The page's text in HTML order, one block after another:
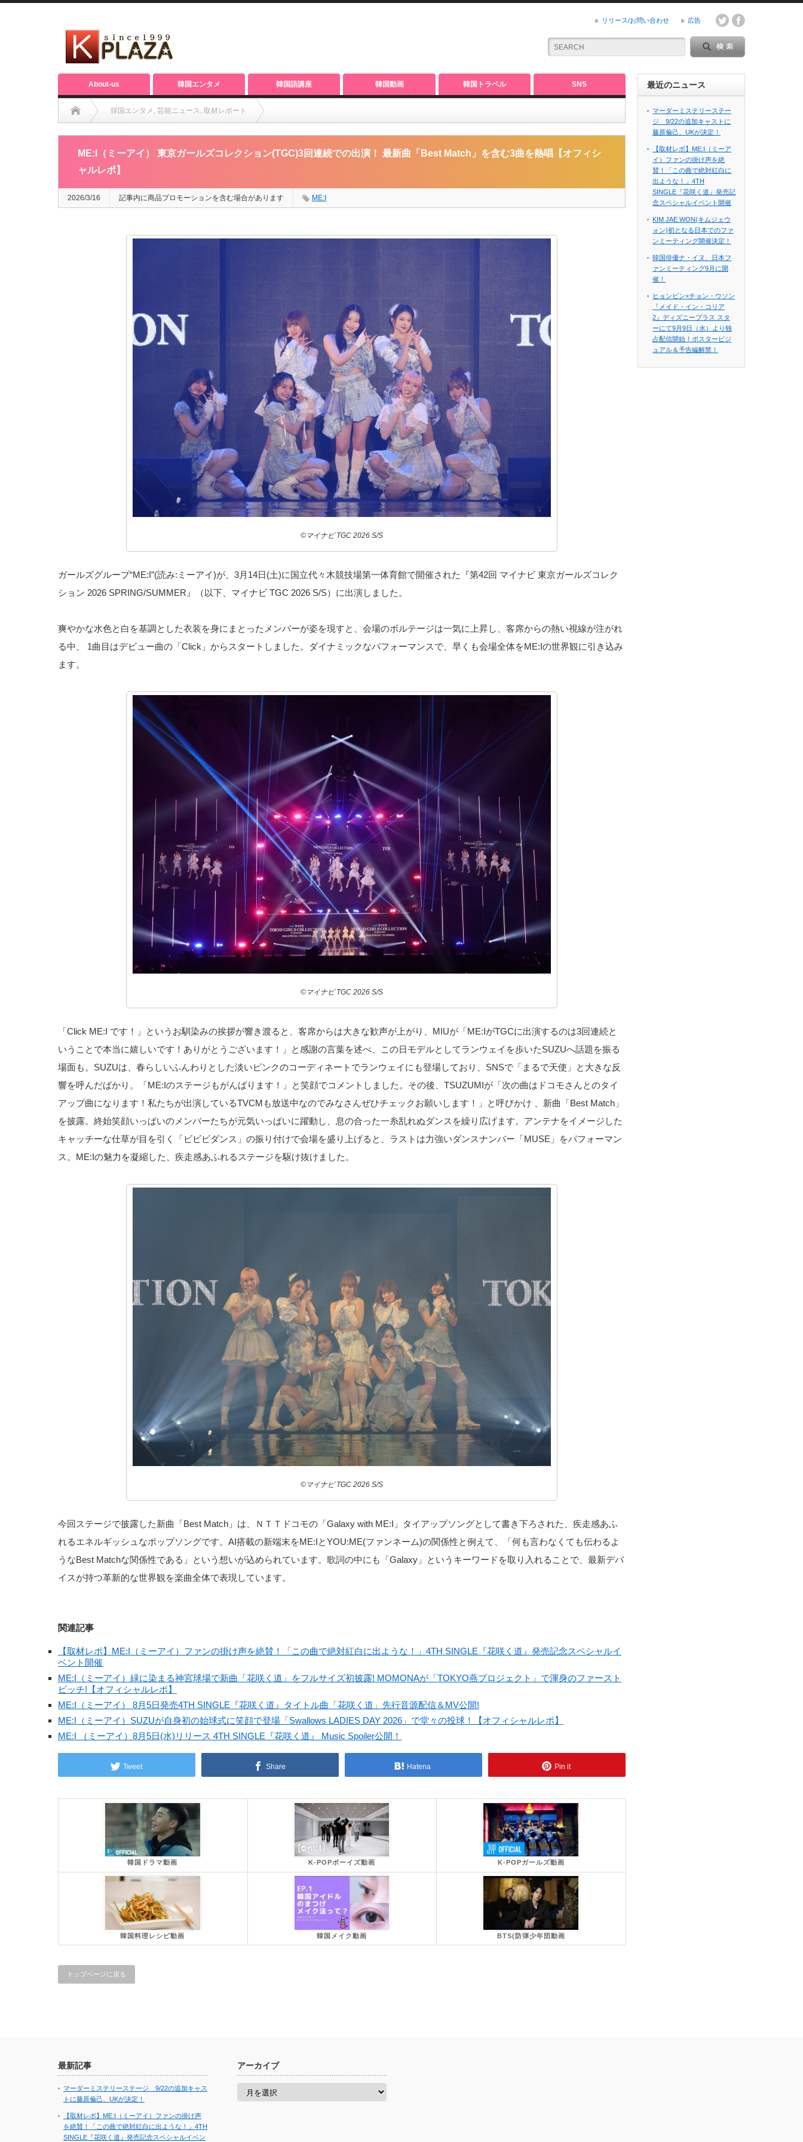
リリース/お問い合わせ 広告
About-us 韓国エンタメ 韓国語講座 韓国動画 韓国トラベル SNS
韓国エンタメ , 芸能ニュース, 取材レポート
ME:I（ミーアイ） 東京ガールズコレクション(TGC)3回連続での出演！ 最新曲「Best Match」を含む3曲を熱唱【オフィシャルレポ】
ME:I（ミーアイ） 東京ガールズコレクション(TGC)3回連続での出演！ 最新曲「Best Match」を含む3曲を熱唱【オフィシ
ャルレポ】
2026/3/16 記事内に商品プロモーションを含む場合があります ME:I
©マイナビ TGC 2026 S/S
ガールズグループ“ME:I”(読み:ミーアイ)が、3月14日(土)に国立代々木競技場第一体育館で開催された『第42回 マイナビ 東京ガールズコレク
ション 2026 SPRING/SUMMER』（以下、マイナビ TGC 2026 S/S）に出演しました。
爽やかな水色と白を基調とした衣装を身にまとったメンバーが姿を現すと、会場のボルテージは一気に上昇し、客席からの熱い視線が注がれ
る中、 1曲目はデビュー曲の「Click」からスタートしました。ダイナミックなパフォーマンスで、早くも会場全体をME:Iの世界観に引き込み
ます。
©マイナビ TGC 2026 S/S
「Click ME:I です！」というお馴染みの挨拶が響き渡ると、客席からは大きな歓声が上がり、MIUが「ME:IがTGCに出演するのは3回連続と
いうことで本当に嬉しいです！ありがとうございます！」と感謝の言葉を述べ、この日モデルとしてランウェイを歩いたSUZUへ話題を振る
場面も。SUZUは、春らしいふんわりとした淡いピンクのコーディネートでランウェイにも登場しており、SNSで「まるで天使」と大きな反
響を呼んだばかり。「ME:Iのステージもがんばります！」と笑顔でコメントしました。その後、TSUZUMIが「次の曲はドコモさんとのタイ
アップ曲になります！私たちが出演しているTVCMも放送中なのでみなさんぜひチェックお願いします！」と呼びかけ 、新曲「Best Match」
を披露。終始笑顔いっぱいのメンバーたちが元気いっぱいに躍動し、息の合った一糸乱れぬダンスを繰り広げます。アンテナをイメージした
キャッチーな仕草が目を引く「ビビビダンス」の振り付けで会場を盛り上げると、ラストは力強いダンスナンバー「MUSE」をパフォーマン
ス。ME:Iの魅力を凝縮した、疾走感あふれるステージを駆け抜けました。
©マイナビ TGC 2026 S/S
今回ステージで披露した新曲「Best Match」は、ＮＴＴドコモの「Galaxy with ME:I」タイアップソングとして書き下ろされた、疾走感あふ
れるエネルギッシュなポップソングです。AI搭載の新端末をME:IとYOU:ME(ファンネーム)の関係性と例えて、「何も言わなくても伝わるよ
うなBest Matchな関係性である」という想いが込められています。歌詞の中にも「Galaxy」というキーワードを取り入れることで、最新デバ
イスが持つ革新的な世界観を楽曲全体で表現しています。
関連記事
【取材レポ】ME:I（ミーアイ）ファンの掛け声を絶賛！「この曲で絶対紅白に出ような！」4TH SINGLE『花咲く道』発売記念スペシャルイ
ベント開催
ME:I（ミーアイ）緑に染まる神宮球場で新曲「花咲く道」をフルサイズ初披露! MOMONAが「TOKYO燕プロジェクト」で渾身のファースト
ピッチ!【オフィシャルレポ】
ME:I（ミーアイ） 8月5日発売4TH SINGLE『花咲く道』タイトル曲「花咲く道」先行音源配信＆MV公開!
ME:I（ミーアイ）SUZUが自身初の始球式に笑顔で登場「Swallows LADIES DAY 2026」で堂々の投球！【オフィシャルレポ】
ME:I （ミーアイ）8月5日(水)リリース 4TH SINGLE『花咲く道』 Music Spoiler公開！
Tweet Share Hatena Pin it
韓国ドラマ動画 K-POPボーイズ動画 K-POPガールズ動画
韓国料理レシピ動画 韓国メイク動画 BTS(防弾少年団動画
トップページに戻る
最近のニュース
マーダーミステリーステー
ジ 9/22の追加キャストに
藤原倫己、UKが決定！
【取材レポ】ME:I（ミーア
イ）ファンの掛け声を絶
賛！「この曲で絶対紅白に
出ような！」4TH
SINGLE『花咲く道』発売記
念スペシャルイベント開催
KIM JAE WON(キムジェウ
ォン)初となる日本でのファ
ンミーティング開催決定！
韓国俳優ナ・イヌ、日本フ
ァンミーティング9月に開
催！
ヒョンビン×チョン・ウソン
『メイド・イン・コリア
2』ディズニープラス スタ
ーにて9月9日（水）より独
占配信開始！ポスタービジ
ュアル＆予告編解禁！
最新記事
マーダーミステリーステージ 9/22の追加キャス
トに藤原倫己、UKが決定！
【取材レポ】ME:I（ミーアイ）ファンの掛け声
を絶賛！「この曲で絶対紅白に出ような！」4TH
SINGLE『花咲く道』発売記念スペシャルイベン
アーカイブ
ア